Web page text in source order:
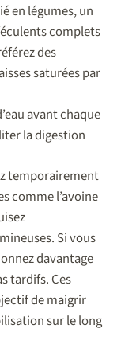
en légumes, un
complets
des
saturées par
avant chaque
la digestion
temporairement
comme l’avoine
Si vous
davantage
tardifs. Ces
de maigrir
sur le long